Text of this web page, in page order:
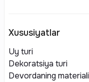
жизни.
Xususiyatlar
Uy turi
Dekoratsiya turi
Devordaning materiali